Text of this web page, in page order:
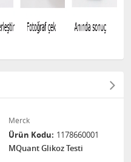
Merck
Ürün Kodu 1178660001
MQuant Glikoz Testi